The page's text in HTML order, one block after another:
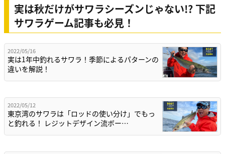
実は秋だけがサワラシーズンじゃない!? 下記
サワラゲーム記事も必見！
2022/05/16
実は1年中釣れるサワラ！季節によるパターンの
違いを解説！
2022/05/12
東京湾のサワラは「ロッドの使い分け」でもっ
と釣れる！ レジットデザイン流ボー…